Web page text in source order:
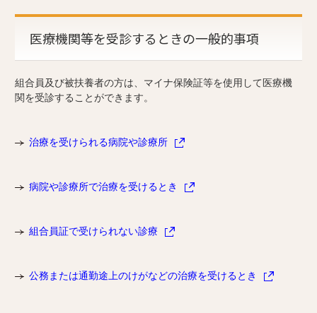
医療機関等を受診するときの一般的事項
組合員及び被扶養者の方は、マイナ保険証等を使用して医療機
関を受診することができます。
治療を受けられる病院や診療所
病院や診療所で治療を受けるとき
組合員証で受けられない診療
公務または通勤途上のけがなどの治療を受けるとき